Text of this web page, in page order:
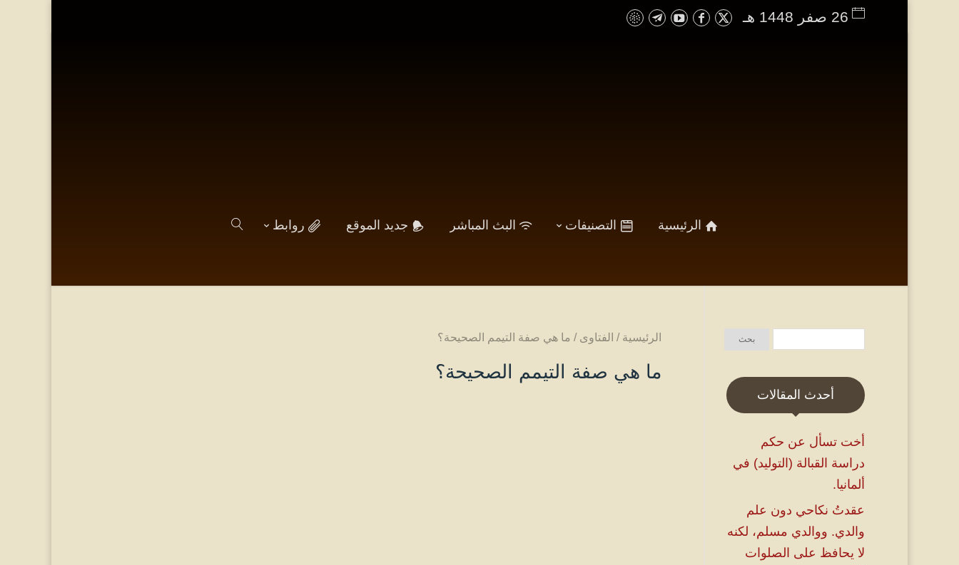
26 صفر 1448 هـ
الرئيسية التصنيفات البث المباشر جديد الموقع روابط
الرئيسية / الفتاوى / ما هي صفة التيمم الصحيحة؟
ما هي صفة التيمم الصحيحة؟
أحدث المقالات
أخت تسأل عن حكم
دراسة القبالة (التوليد) في
ألمانيا.
عقدتُ نكاحي دون علم
والدي. ووالدي مسلم، لكنه
لا يحافظ على الصلوات